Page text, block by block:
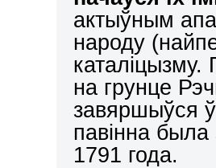
актыўным
народу
каталіцызму.
на грунце
завяршыўся
павінна
1791 года.